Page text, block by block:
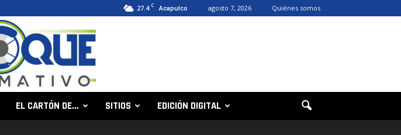
27.4 C Acapulco agosto 7, 2026 Quiénes somos
EL CARTÓN DE… SITIOS EDICIÓN DIGITAL